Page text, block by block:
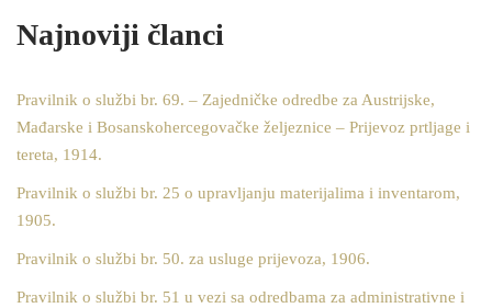
Najnoviji članci
Pravilnik o službi br. 69. – Zajedničke odredbe za Austrijske,
Mađarske i Bosanskohercegovačke željeznice – Prijevoz prtljage i
tereta, 1914.
Pravilnik o službi br. 25 o upravljanju materijalima i inventarom,
1905.
Pravilnik o službi br. 50. za usluge prijevoza, 1906.
Pravilnik o službi br. 51 u vezi sa odredbama za administrativne i